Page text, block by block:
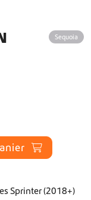
Sequoia
Sprinter (2018+)